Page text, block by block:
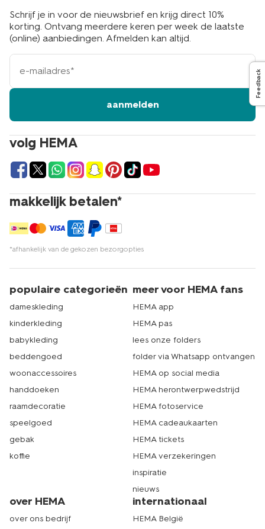
volg HEMA
makkelijk betalen*
*afhankelijk van de gekozen bezorgopties
Schrijf je in voor de nieuwsbrief en krijg direct 10%
korting. Ontvang meerdere keren per week de laatste
(online) aanbiedingen. Afmelden kan altijd.
e-
mailadres
aanmelden
populaire categorieën
dameskleding
kinderkleding
babykleding
beddengoed
woonaccessoires
handdoeken
raamdecoratie
speelgoed
gebak
koffie
meer voor HEMA fans
HEMA app
HEMA pas
lees onze folders
folder via Whatsapp ontvangen
HEMA op social media
HEMA herontwerpwedstrijd
HEMA fotoservice
HEMA cadeaukaarten
HEMA tickets
HEMA verzekeringen
inspiratie
nieuws
over HEMA
over ons bedrijf
internationaal
HEMA België
Feedback